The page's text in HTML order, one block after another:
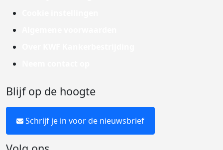
Blijf op de hoogte
Schrijf je in voor de nieuwsbrief